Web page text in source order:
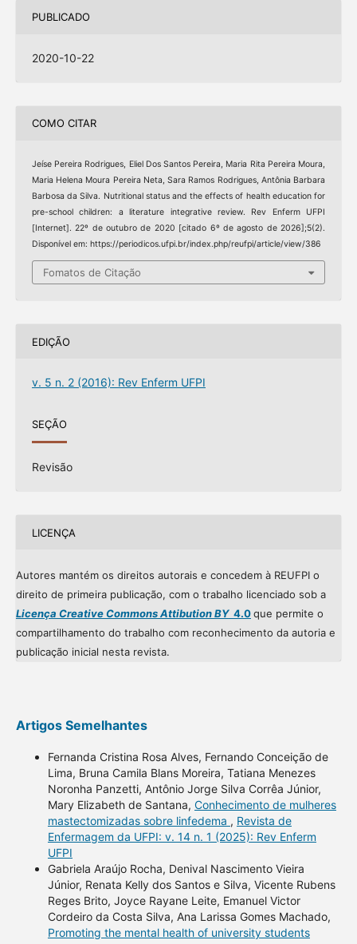
PUBLICADO
2020-10-22
COMO CITAR
Jeíse Pereira Rodrigues, Eliel Dos Santos Pereira, Maria Rita Pereira Moura,
Maria Helena Moura Pereira Neta, Sara Ramos Rodrigues, Antônia Barbara
Barbosa da Silva. Nutritional status and the effects of health education for
pre-school children: a literature integrative review. Rev Enferm UFPI
[Internet]. 22º de outubro de 2020 [citado 6º de agosto de 2026];5(2).
Disponível em: https://periodicos.ufpi.br/index.php/reufpi/article/view/386
Fomatos de Citação
EDIÇÃO
v. 5 n. 2 (2016): Rev Enferm UFPI
SEÇÃO
Revisão
LICENÇA
Autores mantém os direitos autorais e concedem à REUFPI o
direito de primeira publicação, com o trabalho licenciado sob a
Licença Creative Commons Attibution BY4.0que permite o
compartilhamento do trabalho com reconhecimento da autoria e
publicação inicial nesta revista.
Artigos Semelhantes
Fernanda Cristina Rosa Alves, Fernando Conceição de
Lima, Bruna Camila Blans Moreira, Tatiana Menezes
Noronha Panzetti, Antônio Jorge Silva Corrêa Júnior,
Mary Elizabeth de Santana, Conhecimento de mulheres
mastectomizadas sobre linfedema , Revista de
Enfermagem da UFPI: v. 14 n. 1 (2025): Rev Enferm
UFPI
Gabriela Araújo Rocha, Denival Nascimento Vieira
Júnior, Renata Kelly dos Santos e Silva, Vicente Rubens
Reges Brito, Joyce Rayane Leite, Emanuel Victor
Cordeiro da Costa Silva, Ana Larissa Gomes Machado,
Promoting the mental health of university students